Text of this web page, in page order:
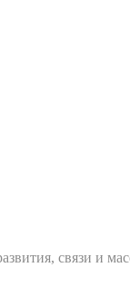
связи и